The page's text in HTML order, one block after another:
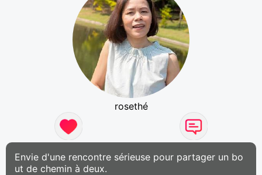
rosethé
Envie d'une rencontre sérieuse pour partager un bo
ut de chemin à deux.